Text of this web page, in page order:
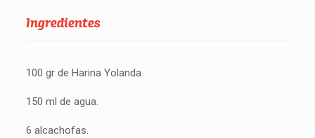
Ingredientes
100 gr de Harina Yolanda.
150 ml de agua.
6 alcachofas.